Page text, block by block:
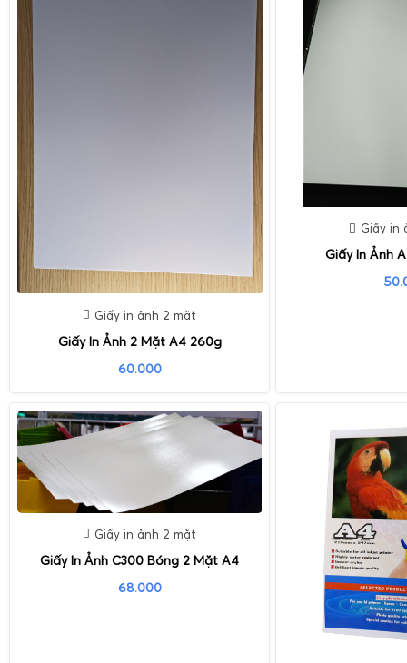
Giấy in ảnh 2 mặt
Giấy In Ảnh 2 Mặt A4 260g
60.000
Giấy in
Giấy In Ảnh
Giấy in ảnh 2 mặt
Giấy In Ảnh C300 Bóng 2 Mặt A4
68.000